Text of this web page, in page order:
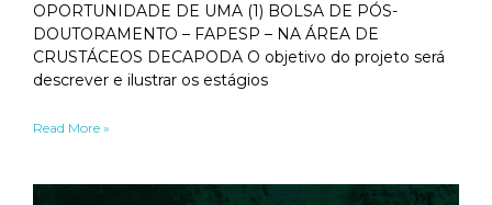
OPORTUNIDADE DE UMA (1) BOLSA DE PÓS-
DOUTORAMENTO – FAPESP – NA ÁREA DE
CRUSTÁCEOS DECAPODA O objetivo do projeto será
descrever e ilustrar os estágios
Read More »